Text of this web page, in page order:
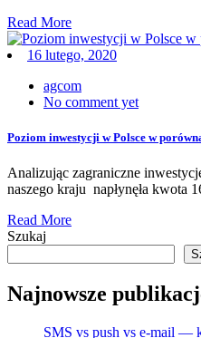
Read More
16 lutego, 2020
agcom
No comment yet
Poziom inwestycji w Polsce w
Analizując zagraniczne
naszego kraju napłynęła kwota
Read More
Szukaj
Najnowsze
SMS vs push vs e-mail —